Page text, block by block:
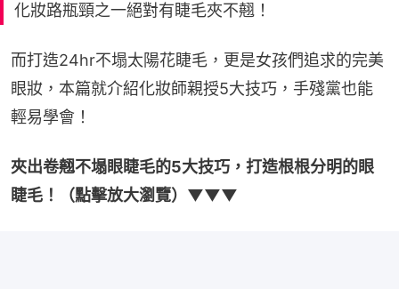
化妝路瓶頸之一絕對有睫毛夾不翹！
而打造24hr不塌太陽花睫毛，更是女孩們追求的完美
眼妝，本篇就介紹化妝師親授5大技巧，手殘黨也能
輕易學會！
夾出卷翹不塌眼睫毛的5大技巧，打造根根分明的眼
睫毛！（點擊放大瀏覽）▼▼▼